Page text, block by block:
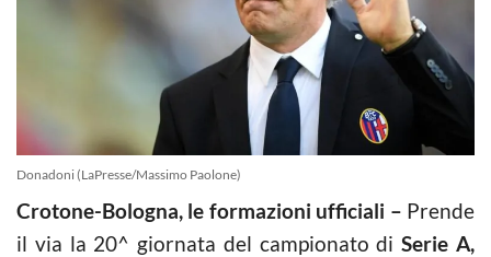
Donadoni (LaPresse/Massimo Paolone)
Crotone-Bologna, le formazioni ufficiali – Prende
il via la 20^ giornata del campionato di Serie A,